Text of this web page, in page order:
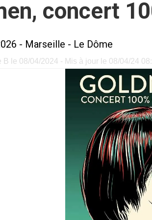
concert
- Marseille - Le Dôme
B le 08/04/2024 - Mis à jour le 08/04/24